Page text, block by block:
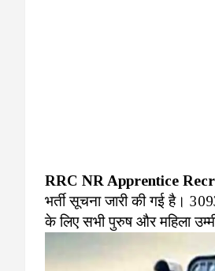
RRC NR Apprentice
भर्ती सूचना जारी की गई है।
के लिए सभी पुरुष और महिला